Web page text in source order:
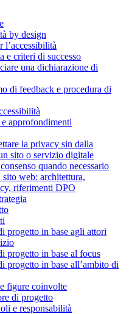
by design
l’accessibilità
e criteri di successo
una dichiarazione di
di feedback e procedura di
approfondimenti
la privacy sin dalla
sito o servizio digitale
quando necessario
web: architettura,
riferimenti DPO
progetto in base agli attori
progetto in base al focus
progetto in base all’ambito di
figure coinvolte
di progetto
e responsabilità